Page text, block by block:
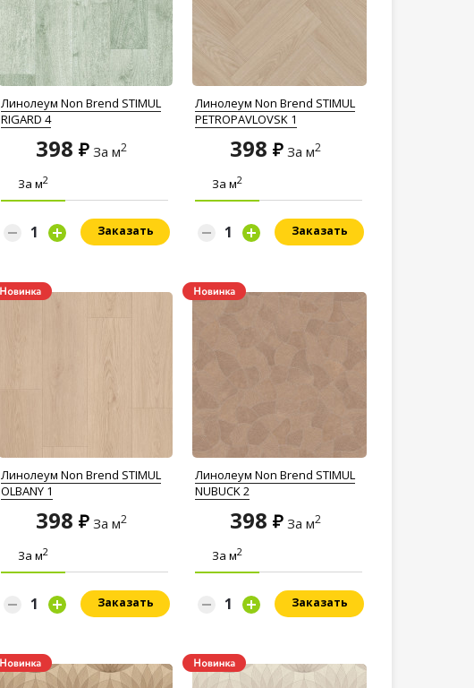
Линолеум Non Brend STIMUL
RIGARD 4
398 За м2
За м2
Заказать
Линолеум Non Brend STIMUL
PETROPAVLOVSK 1
398 За м2
За м2
Заказать
Линолеум Non Brend STIMUL
OLBANY 1
398 За м2
За м2
Заказать
Линолеум Non Brend STIMUL
NUBUCK 2
398 За м2
За м2
Заказать